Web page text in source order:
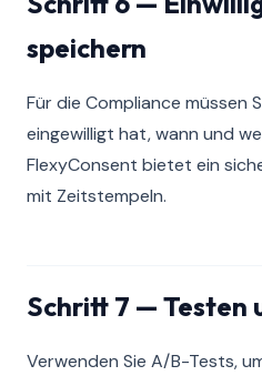
speichern
Für die Compliance müssen
eingewilligt hat, wann und
FlexyConsent bietet ein
mit Zeitstempeln.
Schritt 7 — Testen
Verwenden Sie A/B-Tests,